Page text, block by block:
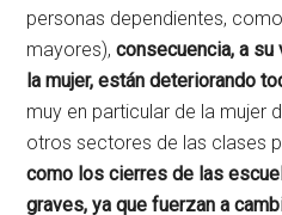
personas dependientes,
mayores),consecuencia, a
la mujer, están deteriorando
muy en particular de la mujer
otros sectores de las clases
como los cierres de las
graves, ya que fuerzan a